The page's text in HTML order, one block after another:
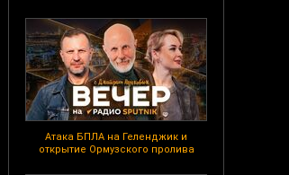
Атака БПЛА на Геленджик и
открытие Ормузского пролива